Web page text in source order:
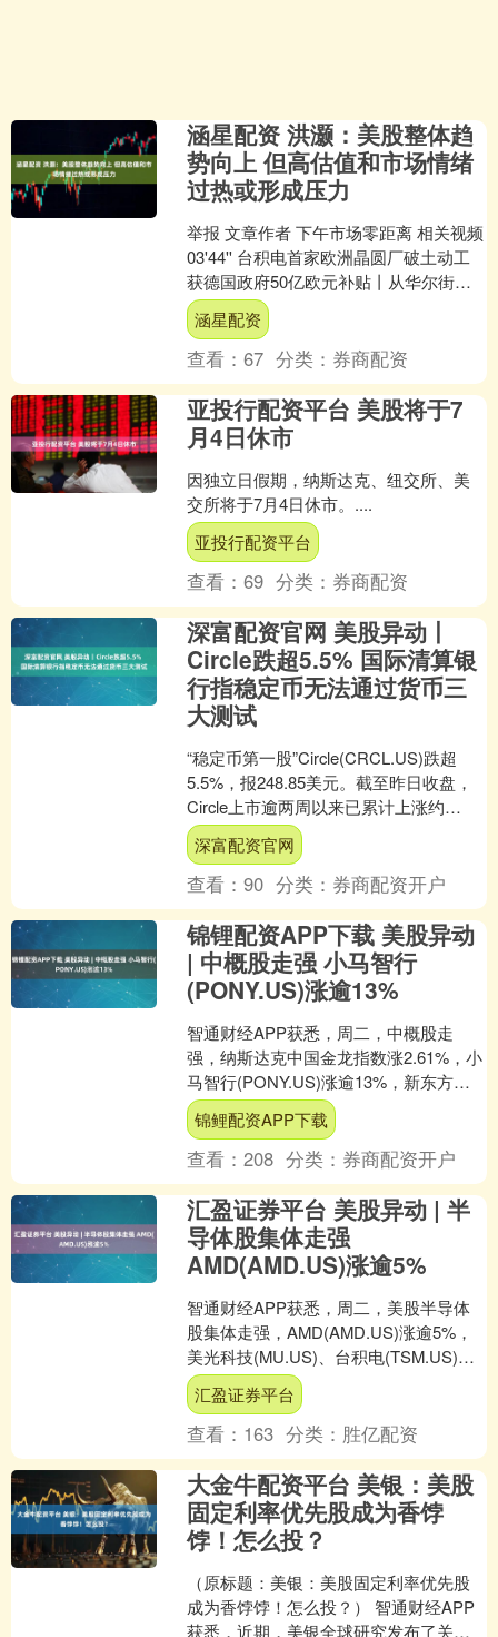
涵星配资 洪灏：美股整体趋
势向上 但高估值和市场情绪
过热或形成压力
举报 文章作者 下午市场零距离 相关视频
03'44'' 台积电首家欧洲晶圆厂破土动工
获德国政府50亿欧元补贴丨从华尔街到
陆家嘴 30....
涵星配资
查看：67 分类： 券商配资
亚投行配资平台 美股将于7
月4日休市
因独立日假期，纳斯达克、纽交所、美
交所将于7月4日休市。....
亚投行配资平台
查看：69 分类： 券商配资
深富配资官网 美股异动丨
Circle跌超5.5% 国际清算银
行指稳定币无法通过货币三
大测试
“稳定币第一股”Circle(CRCL.US)跌超
5.5%，报248.85美元。截至昨日收盘，
Circle上市逾两周以来已累计上涨约
750%。 消息面上，国际清....
深富配资官网
查看：90 分类： 券商配资开户
锦锂配资APP下载 美股异动
| 中概股走强 小马智行
(PONY.US)涨逾13%
智通财经APP获悉，周二，中概股走
强，纳斯达克中国金龙指数涨2.61%，小
马智行(PONY.US)涨逾13%，新东方
(EDU.US)涨逾11%，禾赛(HSAI.....
锦鲤配资APP下载
查看：208 分类： 券商配资开户
汇盈证券平台 美股异动 | 半
导体股集体走强
AMD(AMD.US)涨逾5%
智通财经APP获悉，周二，美股半导体
股集体走强，AMD(AMD.US)涨逾5%，
美光科技(MU.US)、台积电(TSM.US)涨
4%，博通(AVGO.US)涨逾....
汇盈证券平台
查看： 163 分类： 胜亿配资
大金牛配资平台 美银：美股
固定利率优先股成为香饽
饽！怎么投？
（原标题：美银：美股固定利率优先股
成为香饽饽！怎么投？） 智通财经APP
获悉，近期，美银全球研究发布了关于